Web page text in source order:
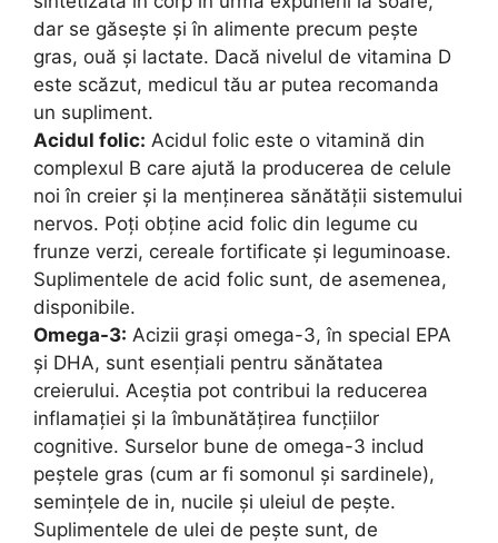
dar se găsește și în alimente precum pește
gras, ouă și lactate. Dacă nivelul de vitamina D
este scăzut, medicul tău ar putea recomanda
un supliment.
Acidul folic: Acidul folic este o vitamină din
complexul B care ajută la producerea de celule
noi în creier și la menținerea sănătății sistemului
nervos. Poți obține acid folic din legume cu
frunze verzi, cereale fortificate și leguminoase.
Suplimentele de acid folic sunt, de asemenea,
disponibile.
Omega-3: Acizii grași omega-3, în special EPA
și DHA, sunt esențiali pentru sănătatea
creierului. Aceștia pot contribui la reducerea
inflamației și la îmbunătățirea funcțiilor
cognitive. Surselor bune de omega-3 includ
peștele gras (cum ar fi somonul și sardinele),
semințele de in, nucile și uleiul de pește.
Suplimentele de ulei de pește sunt, de